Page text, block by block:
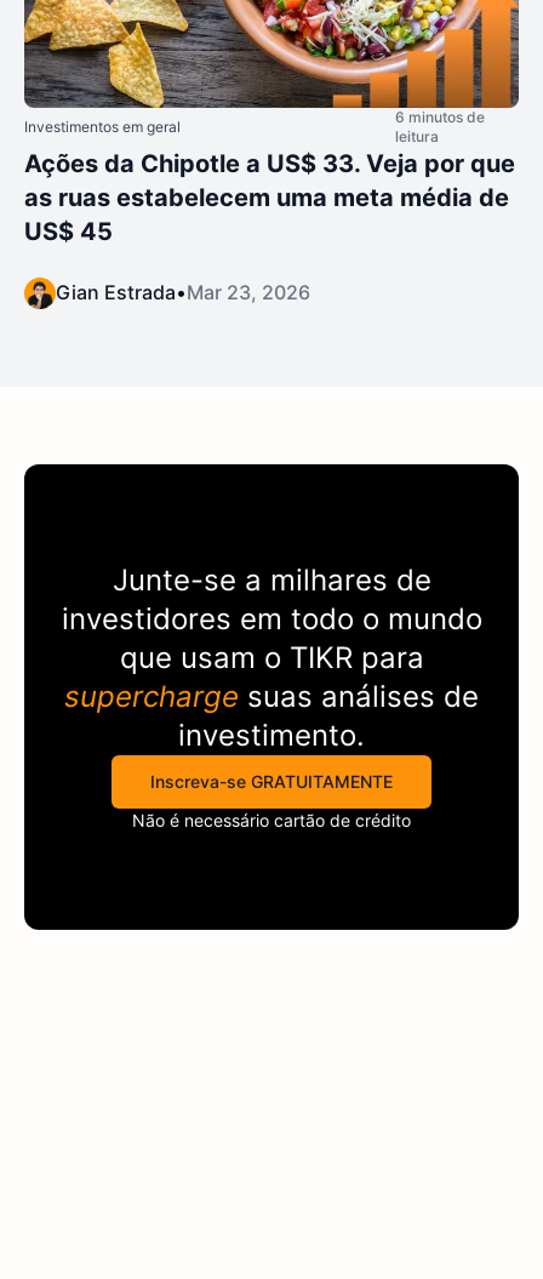
Investimentos em geral
6 minutos de
leitura
Ações da Chipotle a US$ 33. Veja por que
as ruas estabelecem uma meta média de
US$ 45
Gian Estrada•Mar 23, 2026
Junte-se a milhares de
investidores em todo o mundo
que usam o TIKR para
supercharge suas análises de
investimento.
Inscreva-se GRATUITAMENTE
Não é necessário cartão de crédito